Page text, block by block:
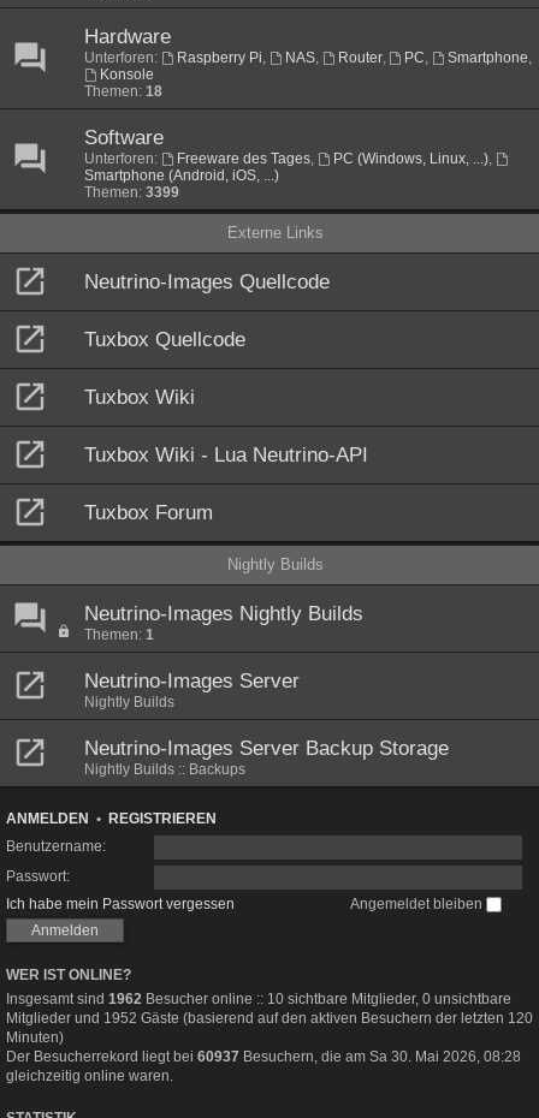
Hardware
Unterforen: Raspberry Pi, NAS, Router, PC, Smartphone,
Konsole
Themen: 18
Software
Unterforen: Freeware des Tages, PC (Windows, Linux, ...),
Smartphone (Android, iOS, ...)
Themen: 3399
Externe Links
Neutrino-Images Quellcode
Tuxbox Quellcode
Tuxbox Wiki
Tuxbox Wiki - Lua Neutrino-API
Tuxbox Forum
Nightly Builds
Neutrino-Images Nightly Builds
Themen: 1
Neutrino-Images Server
Nightly Builds
Neutrino-Images Server Backup Storage
Nightly Builds :: Backups
ANMELDEN • REGISTRIEREN
Benutzername:
Passwort:
Ich habe mein Passwort vergessen
Angemeldet bleiben
WER IST ONLINE?
Insgesamt sind 1962 Besucher online :: 10 sichtbare Mitglieder, 0 unsichtbare
Mitglieder und 1952 Gäste (basierend auf den aktiven Besuchern der letzten 120
Minuten)
Der Besucherrekord liegt bei 60937 Besuchern, die am Sa 30. Mai 2026, 08:28
gleichzeitig online waren.